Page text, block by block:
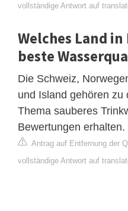
vollständige Antwort auf
Welches Land
beste
Die Schweiz,
und Island gehören zu
Thema sauberes
Bewertungen erhalten.
Antrag auf Entfernung der
vollständige Antwort auf